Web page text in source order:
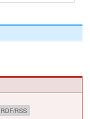
RDF/RSS